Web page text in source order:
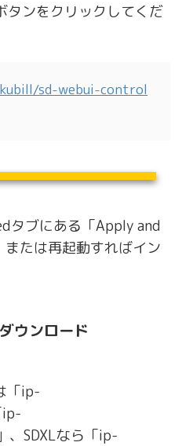
タンをクリックしてくだ
sd-webui-control
タブにある「Apply and
たは再起動すればイン
ウンロード
「ip-
ip-
SDXLなら「ip-